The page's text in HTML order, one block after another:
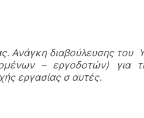
Ανάγκη διαβούλευσης του
– εργοδοτών) για
εργασίας σ αυτές.